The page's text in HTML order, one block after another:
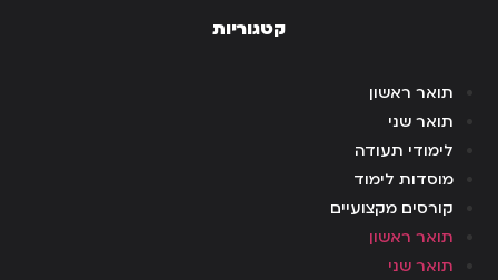
קטגוריות
תואר ראשון
תואר שני
לימודי תעודה
מוסדות לימוד
קורסים מקצועיים
תואר ראשון
תואר שני